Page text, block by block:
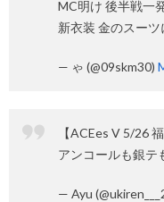
MC明け 後半戦一
新衣装 金のスー
— ゃ (@09skm30)
【ACEes V 5/26
アンコールも銀テ
— Ayu